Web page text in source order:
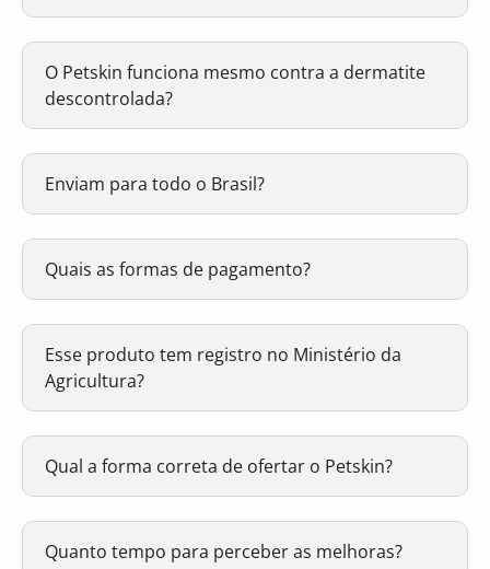
O Petskin funciona mesmo contra a dermatite
descontrolada?
Enviam para todo o Brasil?
Quais as formas de pagamento?
Esse produto tem registro no Ministério da
Agricultura?
Qual a forma correta de ofertar o Petskin?
Quanto tempo para perceber as melhoras?